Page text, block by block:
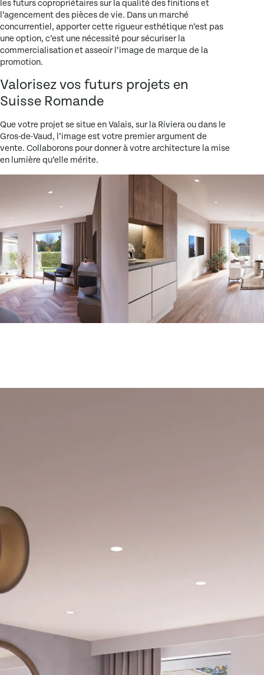
les futurs copropriétaires sur la qualité des finitions et
l’agencement des pièces de vie. Dans un marché
concurrentiel, apporter cette rigueur esthétique n’est pas
une option, c’est une nécessité pour sécuriser la
commercialisation et asseoir l’image de marque de la
promotion.
Valorisez vos futurs projets en
Suisse Romande
Que votre projet se situe en Valais, sur la Riviera ou dans le
Gros-de-Vaud, l’image est votre premier argument de
vente. Collaborons pour donner à votre architecture la mise
en lumière qu’elle mérite.